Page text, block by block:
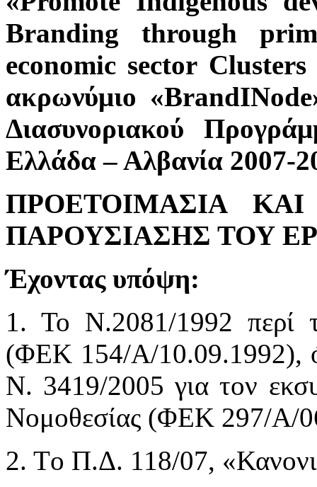
Branding through
economic sector
ακρωνύμιο
Διασυνοριακού
Ελλάδα – Αλβανία 2007-
ΠΡΟΕΤΟΙΜΑΣΙΑ
ΠΑΡΟΥΣΙΑΣΗΣ ΤΟΥ
Έχοντας υπόψη:
1. Το Ν.2081/1992 περί
(ΦΕΚ 154/Α/10.09.1992),
Ν. 3419/2005 για τον
Νομοθεσίας (ΦΕΚ 297/Α/
2. Tο Π.Δ. 118/07,